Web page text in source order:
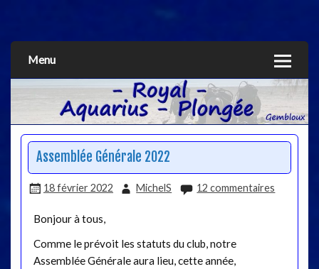
Menu
Assemblée Générale 2022
18 février 2022 MichelS 12 commentaires
Bonjour à tous,
Comme le prévoit les statuts du club, notre
Assemblée Générale aura lieu, cette année,